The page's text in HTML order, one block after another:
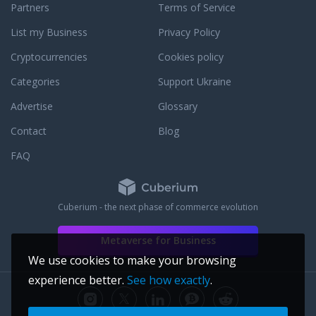
gerne mal dem
Unterstützung
auf nationale
und frischen das
anzutreffen ist:
und frei von
treiben zu lassen.
Calwer Straße 25
Locations der
Partners
List my Business
Cryptocurrencies
Categories
Terms of Service
Privacy Policy
Cookies policy
Support Ukraine
Advertise
Glossary
Contact
Blog
FAQ
Cuberium - the next phase of commerce evolution
Metaverse for Business
We use cookies to make your browsing
experience better. See how exactly.